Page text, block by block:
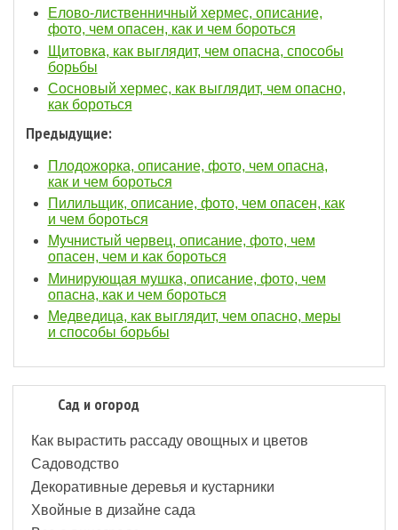
Елово-лиственничный хермес, описание,
фото, чем опасен, как и чем бороться
Щитовка, как выглядит, чем опасна, способы
борьбы
Сосновый хермес, как выглядит, чем опасно,
как бороться
Предыдущие:
Плодожорка, описание, фото, чем опасна,
как и чем бороться
Пилильщик, описание, фото, чем опасен, как
и чем бороться
Мучнистый червец, описание, фото, чем
опасен, чем и как бороться
Минирующая мушка, описание, фото, чем
опасна, как и чем бороться
Медведица, как выглядит, чем опасно, меры
и способы борьбы
Сад и огород
Как вырастить рассаду овощных и цветов
Садоводство
Декоративные деревья и кустарники
Хвойные в дизайне сада